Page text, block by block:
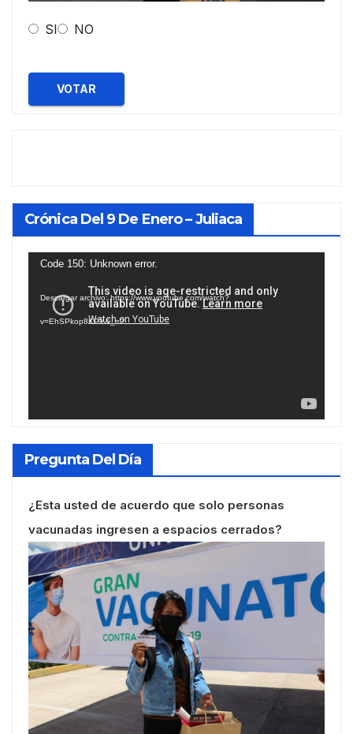
SI NO
VOTAR
Crónica Del 9 De Enero – Juliaca
Reproductor
vídeo
Code 150: Unknown error.
Descargar archivo: https://www.youtube.com/watch?
v=EhSPkop8KPY&_=2
Pregunta Del Día
¿Esta usted de acuerdo que solo personas
vacunadas ingresen a espacios cerrados?